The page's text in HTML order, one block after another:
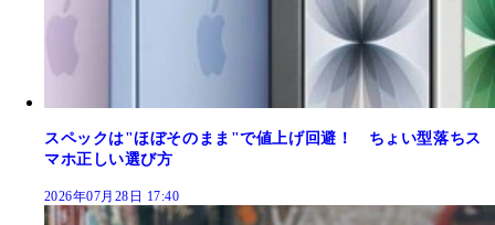
スペックは"ほぼそのまま"で値上げ回避！ ちょい型落ちス
マホ正しい選び方
2026年07月28日 17:40